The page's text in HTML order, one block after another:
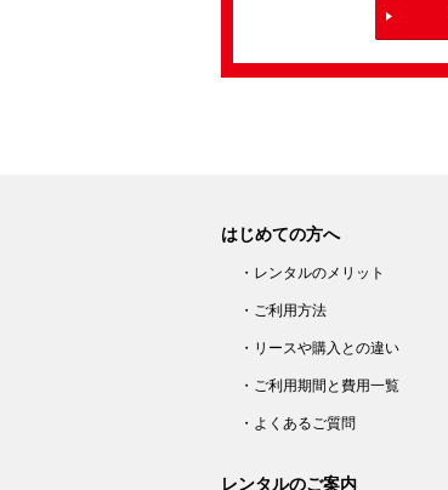
はじめての方へ
・レンタルのメリット
・ご利用方法
・リースや購入との違い
・ご利用期間と費用一覧
・よくあるご質問
レンタルのご案内